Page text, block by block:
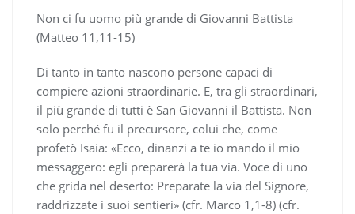
Non ci fu uomo più grande di Giovanni Battista
(Matteo 11,11-15)
Di tanto in tanto nascono persone capaci di
compiere azioni straordinarie. E, tra gli straordinari,
il più grande di tutti è San Giovanni il Battista. Non
solo perché fu il precursore, colui che, come
profetò Isaia: «Ecco, dinanzi a te io mando il mio
messaggero: egli preparerà la tua via. Voce di uno
che grida nel deserto: Preparate la via del Signore,
raddrizzate i suoi sentieri» (cfr. Marco 1,1-8) (cfr.